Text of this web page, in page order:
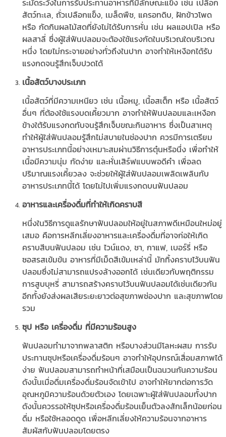
ระมัดระวังในการรับประทานอาหารที่มีลักษณะแข็ง เช่น เปลือก
สัตว์ทะเล, ถั่วเปลือกแข็ง, เมล็ดพืช, แครอทดิบ, ฝักข้าวโพด
หรือ กัดกินผลไม้สดที่ยังไม่ได้รับการหั่น เช่น ผลแอปเปิล หรือ
ผลสาลี่ ซึ่งผู้ใส่ฟันปลอมจะต้องใช้แรงกัดในบริเวณใดบริเวณ
หนึ่ง โดยไม่กระจายอย่างทั่วถึงในปาก อาจทำให้เหงือกได้รับ
แรงกดจนรู้สึกเจ็บปวดได้
เนื้อสัตว์บางประเภท
เนื้อสัตว์ที่มีความเหนียว เช่น เนื้อหมู, เนื้อสเต็ก หรือ เนื้อสัตว์
อื่นๆ ที่ต้องใช้แรงบดเคี้ยวมาก อาจทำให้ฟันปลอมและเหงือก
ข้างใต้รับแรงกดทับจนรู้สึกเจ็บขณะกินอาหาร ซึ่งเป็นสาเหตุ
ทำให้ผู้ใส่ฟันปลอมรู้สึกไม่สบายในช่องปาก ควรมีการเตรียม
อาหารประเภทนี้อย่างเหมาะสมผ่านวิธีการตุ๋นหรือนึ่ง เพื่อทำให้
เนื้อมีความนุ่ม กัดง่าย และหั่นเสิร์ฟแบบพอดีคำ เพื่อลด
ปริมาณแรงเคี้ยวลง จะช่วยให้ผู้ใส่ฟันปลอมเพลิดเพลินกับ
อาหารประเภทนี้ได้ โดยไม่ไปเพิ่มแรงกดบนฟันปลอม
อาหารและเครื่องดื่มที่ทำให้เกิดคราบสี
หนึ่งในวิธีการดูแลรักษาฟันปลอมให้อยู่ในสภาพดีเหมือนใหม่อยู่
เสมอ คือการหลีกเลี่ยงอาหารและเครื่องดื่มที่อาจก่อให้เกิด
คราบสีบนฟันปลอม เช่น ไวน์แดง, ชา, กาแฟ, เบอร์รี่ หรือ
ซอสรสเข้มข้น อาหารที่มีเม็ดสีเข้มเหล่านี้ มักทิ้งคราบไว้บนฟัน
ปลอมซึ่งไม่สามารถแปรงล้างออกได้ เช่นเดียวกับพฤติกรรม
การสูบบุหรี่ สามารถสร้างคราบไว้บนฟันปลอมได้เช่นเดียวกัน
อีกทั้งยังส่งผลเสียระยะยาวต่อสุขภาพช่องปาก และสุขภาพโดย
รวม
ซุป หรือ เครื่องดื่ม ที่มีความร้อนสูง
ฟันปลอมทำมาจากพลาสติก หรือบางส่วนมีโลหะผสม การรับ
ประทานซุปหรือเครื่องดื่มร้อนๆ อาจทำให้อุปกรณ์เสื่อมสภาพได้
ง่าย ฟันปลอมสามารถทำหน้าที่เสมือนเป็นฉนวนกันความร้อน
ดังนั้นเมื่อดื่มเครื่องดื่มร้อนจัดเข้าไป อาจทำให้ยากต่อการวัด
อุณหภูมิความร้อนด้วยตัวเอง โดยเฉพาะผู้ใส่ฟันปลอมทั้งปาก
ดังนั้นควรรอให้ซุปหรือเครื่องดื่มร้อนเย็นตัวลงสักเล็กน้อยก่อน
ดื่ม หรือใช้หลอดดูด เพื่อหลีกเลี่ยงให้ความร้อนจากอาหาร
สัมผัสกับฟันปลอมโดยตรง